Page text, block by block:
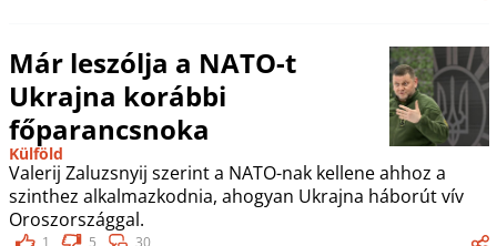
Már leszólja a NATO-t
Ukrajna korábbi
főparancsnoka
Külföld
Valerij Zaluzsnyij szerint a NATO-nak kellene ahhoz a
szinthez alkalmazkodnia, ahogyan Ukrajna háborút vív
Oroszországgal.
1 5 30